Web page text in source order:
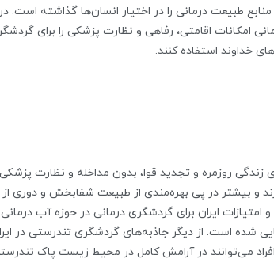
طبیعت درمانی را در اختیار انسان‌ها گذاشته است.
امکانات اقامتی، رفاهی و نظارت پزشکی را برای
خداوند استفاده کنند.
روزمره و تجدید قوا، بدون مداخله و نظارت پزشکی
و بیشتر در پی بهره‌مندی از طبیعت شفابخش و دوری از
ایران برای گردشگری درمانی در حوزه‌ آب درمانی
چشمه آب معدنی شناسایی شده است. از دیگر جاذبه‌های گردشگری تندرستی در
می‌توانند در آرامش کامل در محیط زیست پاک